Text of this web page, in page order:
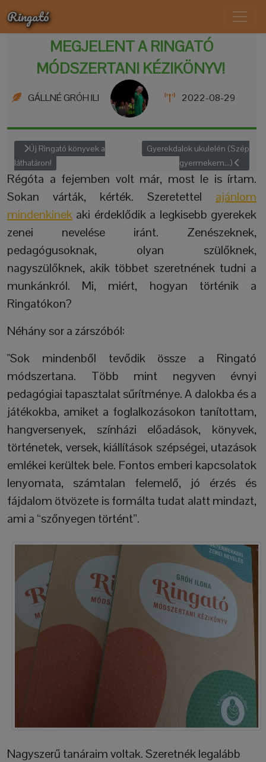
Ringató
MEGJELENT A RINGATÓ
MÓDSZERTANI KÉZIKÖNYV!
GÁLLNÉ GRÓH ILI 2022-08-29
Új Ringató könyvek a
láthatáron!
Gyerekdalok ukulelén (Szép
gyermekem...)
Régóta a fejemben volt már, most le is írtam.
Sokan várták, kérték. Szeretettel ajánlom
mindenkinek aki érdeklődik a legkisebb gyerekek
zenei nevelése iránt. Zenészeknek,
pedagógusoknak, olyan szülőknek,
nagyszülőknek, akik többet szeretnének tudni a
munkánkról. Mi, miért, hogyan történik a
Ringatókon?
Néhány sor a zárszóból:
"Sok mindenből tevődik össze a Ringató
módszertana. Több mint negyven évnyi
pedagógiai tapasztalat sűrítménye. A dalokba és a
játékokba, amiket a foglalkozásokon tanítottam,
hangversenyek, színházi előadások, könyvek,
történetek, versek, kiállítások szépségei, utazások
emlékei kerültek bele. Fontos emberi kapcsolatok
lenyomata, számtalan felemelő, jó érzés és
fájdalom ötvözete is formálta tudat alatt mindazt,
ami a “szőnyegen történt”.
Nagyszerű tanáraim voltak. Szeretnék legalább